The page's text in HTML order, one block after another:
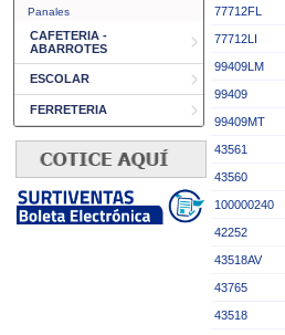
Panales
CAFETERIA -
ABARROTES
ESCOLAR
FERRETERIA
77712FL
77712LI
99409LM
99409
99409MT
43561
43560
100000240
42252
43518AV
43765
43518